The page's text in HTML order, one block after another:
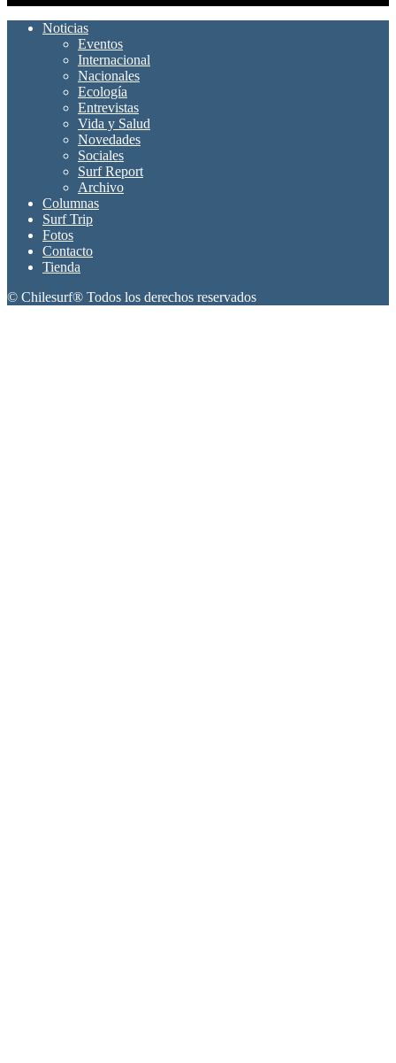
Noticias
Eventos
Internacional
Nacionales
Ecología
Entrevistas
Vida y Salud
Novedades
Sociales
Surf Report
Archivo
Columnas
Surf Trip
Fotos
Contacto
Tienda
© Chilesurf® Todos los derechos reservados